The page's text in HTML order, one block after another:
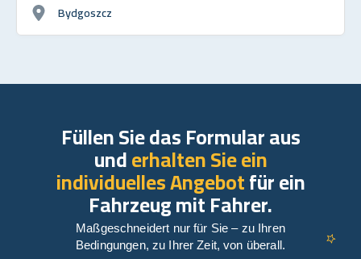
Bydgoszcz
Füllen Sie das Formular aus
underhalten Sie ein
individuelles Angebotfür ein
Fahrzeug mit Fahrer.
Maßgeschneidert nur für Sie – zu Ihren
Bedingungen, zu Ihrer Zeit, von überall.